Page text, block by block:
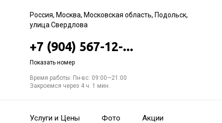
Россия, Москва, Московская область, Подольск,
улица Свердлова
+7 (904) 567-12-...
Показать номер
Время работы: Пн-вс: 09:00—21:00
Закроемся через 4 ч. 1 мин.
Услуги и Цены Фото Акции